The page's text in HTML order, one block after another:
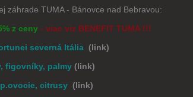
záhrade TUMA - Bánovce nad Bebravou:
z ceny- viac viz BENEFIT TUMA !!!
severná Itália(link)
figovníky, palmy (link)
citrusy(link)